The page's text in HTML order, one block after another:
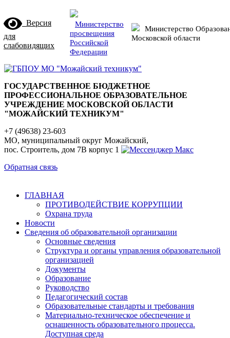
Версия
для
слабовидящих
Министерство
просвещения
Российской
Федерации
Министерство
Московской области
ГОСУДАРСТВЕННОЕ БЮДЖЕТНОЕ
ПРОФЕССИОНАЛЬНОЕ ОБРАЗОВАТЕЛЬНОЕ
УЧРЕЖДЕНИЕ МОСКОВСКОЙ ОБЛАСТИ
"МОЖАЙСКИЙ ТЕХНИКУМ"
+7 (49638) 23-603
МО, муниципальный округ Можайский,
пос. Строитель, дом 7В корпус 1
Обратная связь
ГЛАВНАЯ
ПРОТИВОДЕЙСТВИЕ КОРРУПЦИИ
Охрана труда
Новости
Сведения об образовательной организации
Основные сведения
Структура и органы управления образовательной
организацией
Документы
Образование
Руководство
Педагогический состав
Образовательные стандарты и требования
Материально-техническое обеспечение и
оснащенность образовательного процесса.
Доступная среда